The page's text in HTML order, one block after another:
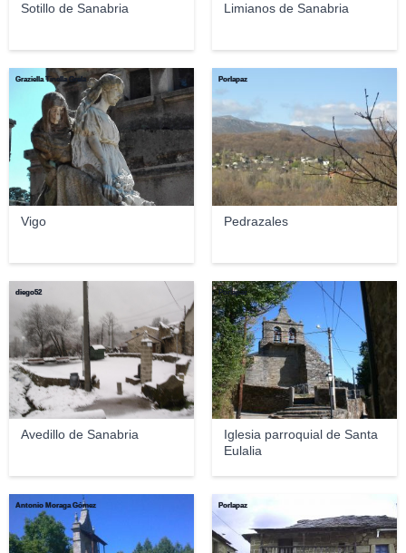
Sotillo de Sanabria Limianos de Sanabria
Vigo
Graziella Tinella Grela
Pedrazales
Porlapaz
Avedillo de Sanabria
diego52
Iglesia parroquial de Santa
Eulalia
Porlapaz
Antonio Moraga Gómez Porlapaz